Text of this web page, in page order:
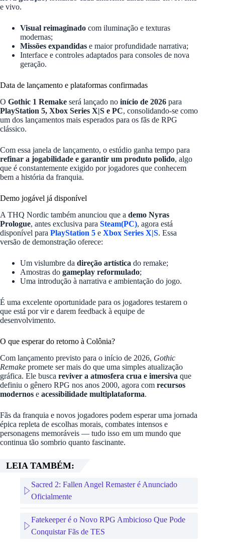
e vivo.
Visual reimaginado com iluminação e texturas
modernas;
Missões expandidas e maior profundidade narrativa;
Interface e controles adaptados para consoles de nova
geração.
Data de lançamento e plataformas confirmadas
O Gothic 1 Remake será lançado no início de 2026 para
PlayStation 5, Xbox Series X|S e PC, consolidando-se como
um dos lançamentos mais esperados para os fãs de RPG
clássico.
Com essa janela de lançamento, o estúdio ganha tempo para
refinar a jogabilidade e garantir um produto polido, algo
que é constantemente exigido por jogadores que conhecem
bem a história da franquia.
Demo jogável já disponível
A THQ Nordic também anunciou que a demo Nyras
Prologue, antes exclusiva para Steam(PC), agora está
disponível para PlayStation 5 e Xbox Series X|S. Essa
versão de demonstração oferece:
Um vislumbre da direção artística do remake;
Amostras do gameplay reformulado;
Uma introdução à narrativa e ambientação do jogo.
É uma excelente oportunidade para os jogadores testarem o
que está por vir e darem feedback à equipe de
desenvolvimento.
O que esperar do retorno à Colônia?
Com lançamento previsto para o início de 2026, Gothic
Remake promete ser mais do que uma simples atualização
gráfica. Ele busca reviver a atmosfera crua e imersiva que
definiu o gênero RPG nos anos 2000, agora com recursos
modernos e acessibilidade multiplataforma.
Fãs da franquia e novos jogadores podem esperar uma jornada
épica repleta de escolhas morais, combates intensos e
personagens memoráveis — tudo isso em um mundo que
continua tão sombrio quanto fascinante.
LEIA TAMBÉM:
Sacred 2: Fallen Angel Remaster é Anunciado
Oficialmente
Fatekeeper é o Novo RPG Ambicioso Que Pode
Conquistar Fãs de TES